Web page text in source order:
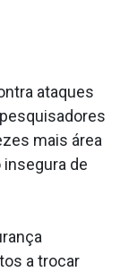
ataques
mais área
de
a trocar